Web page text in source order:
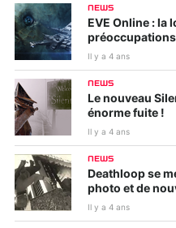
NEWS
EVE Online :
préoccupations
Il y a 4 ans
NEWS
Le nouveau
énorme fuite !
Il y a 4 ans
NEWS
Deathloop se
photo et de
Il y a 4 ans